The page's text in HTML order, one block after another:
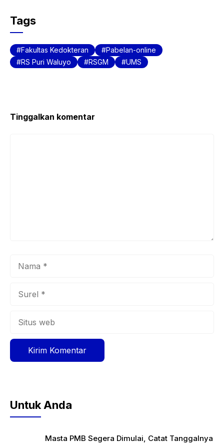
c
e
b
o
A
p
Tags
Fakultas Kedokteran
Pabelan-online
RS Puri Waluyo
RSGM UMS
Tinggalkan komentar
Untuk Anda
Masta PMB Segera Dimulai, Catat Tanggalnya